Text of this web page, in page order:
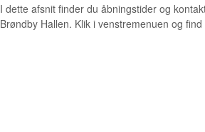
I dette afsnit finder du åbningstider og
Brøndby Hallen. Klik i venstremenuen og